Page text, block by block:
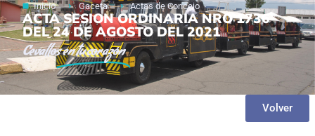
Inicio Gaceta Actas de Concejo
ACTA SESION ORDINARIA NRO 1736
DEL 24 DE AGOSTO DEL 2021
Cevallosen tu corazón
Volver